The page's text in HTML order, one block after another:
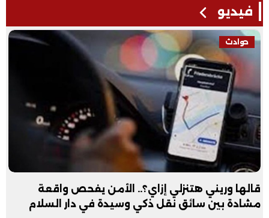
فيديو
حوادث
قالها وريني هتنزلي إزاي؟.. الأمن يفحص واقعة
مشادة بين سائق نقل ذكي وسيدة في دار السلام